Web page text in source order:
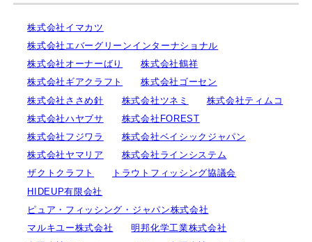
株式会社イマカツ
株式会社エバーグリーンインターナショナル
株式会社オーナーばり
株式会社鶴祥
株式会社ギアクラフト
株式会社ゴーセン
株式会社ささめ針
株式会社ツネミ
株式会社ティムコ
株式会社ハヤブサ
株式会社FOREST
株式会社フジワラ
株式会社ベイシックジャパン
株式会社ヤマリア
株式会社ラインシステム
ザクトクラフト
トラウトフィッシング協議会
HIDEUP有限会社
ピュア・フィッシング・ジャパン株式会社
マルキユー株式会社
明邦化学工業株式会社